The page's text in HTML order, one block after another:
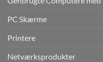
PC Skærme
Printere
Netværksprodukter